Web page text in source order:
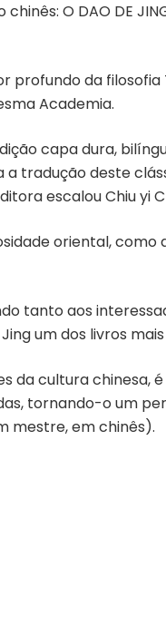
O DAO DE
profundo da
Academia.
capa dura,
tradução deste
escalou Chiu yi
oriental, como
tanto aos
um dos livros
da cultura chinesa,
tornando-o um
mestre, em chinês).